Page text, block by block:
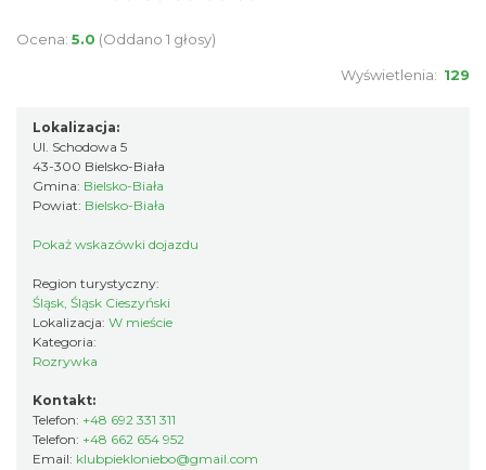
Ocena: 5.0 (Oddano 1 głosy)
Wyświetlenia: 129
Lokalizacja:
Ul. Schodowa 5
43-300 Bielsko-Biała
Gmina: Bielsko-Biała
Powiat: Bielsko-Biała
Pokaż wskazówki dojazdu
Region turystyczny:
Śląsk, Śląsk Cieszyński
Lokalizacja: W mieście
Kategoria:
Rozrywka
Kontakt:
Telefon: +48 692 331 311
Telefon: +48 662 654 952
Email: klubpiekloniebo@gmail.com